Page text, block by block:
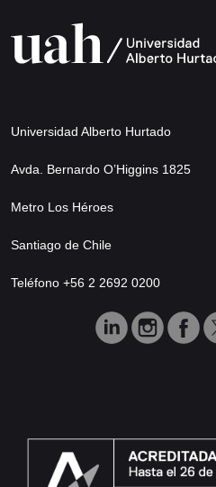
Universidad Alberto Hurtado
Avda. Bernardo O’Higgins 1825
Metro Los Héroes
Santiago de Chile
Teléfono +56 2 2692 0200